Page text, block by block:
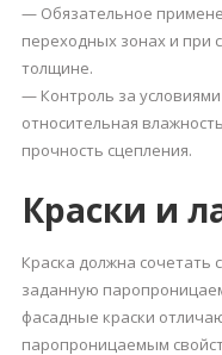
— Обязательное
переходных зонах и при
толщине.
— Контроль за
относительная
прочность сцепления.
Краски и
Краска должна сочетать
заданную
фасадные краски
паропроницаемым